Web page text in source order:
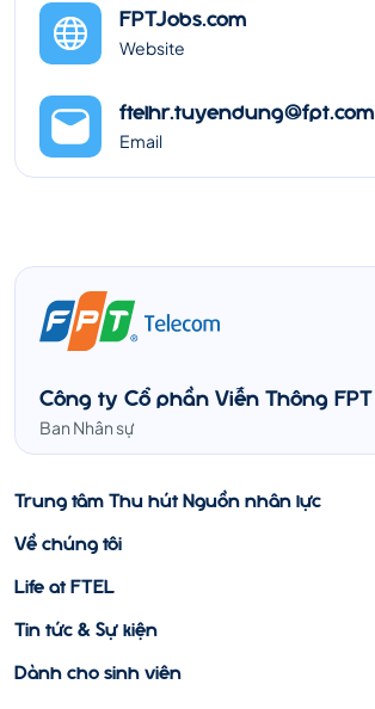
FPTJobs.com
Website
ftelhr.tuyendung@fpt.com
Email
Công ty Cổ phần Viễn Thông FPT
Ban Nhân sự
Trung tâm Thu hút Nguồn nhân lực
Về chúng tôi
Life at FTEL
Tin tức & Sự kiện
Dành cho sinh viên